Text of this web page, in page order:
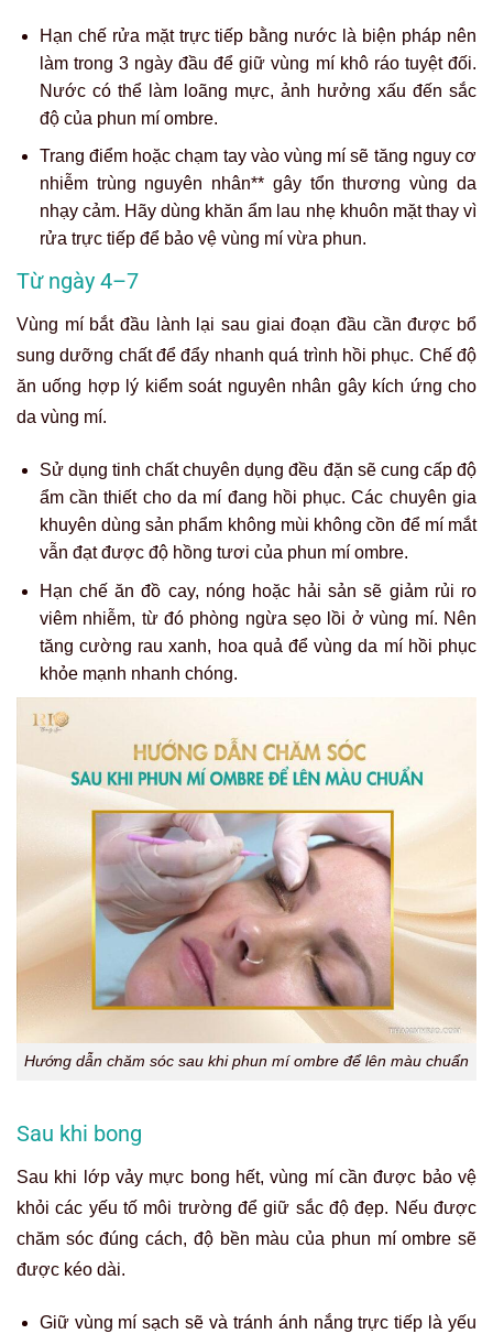
Hạn chế rửa mặt trực tiếp bằng nước là biện pháp nên
làm trong 3 ngày đầu để giữ vùng mí khô ráo tuyệt đối.
Nước có thể làm loãng mực, ảnh hưởng xấu đến sắc
độ của phun mí ombre.
Trang điểm hoặc chạm tay vào vùng mí sẽ tăng nguy cơ
nhiễm trùng nguyên nhân** gây tổn thương vùng da
nhạy cảm. Hãy dùng khăn ẩm lau nhẹ khuôn mặt thay vì
rửa trực tiếp để bảo vệ vùng mí vừa phun.
Từ ngày 4–7
Vùng mí bắt đầu lành lại sau giai đoạn đầu cần được bổ
sung dưỡng chất để đẩy nhanh quá trình hồi phục. Chế độ
ăn uống hợp lý kiểm soát nguyên nhân gây kích ứng cho
da vùng mí.
Sử dụng tinh chất chuyên dụng đều đặn sẽ cung cấp độ
ẩm cần thiết cho da mí đang hồi phục. Các chuyên gia
khuyên dùng sản phẩm không mùi không cồn để mí mắt
vẫn đạt được độ hồng tươi của phun mí ombre.
Hạn chế ăn đồ cay, nóng hoặc hải sản sẽ giảm rủi ro
viêm nhiễm, từ đó phòng ngừa sẹo lồi ở vùng mí. Nên
tăng cường rau xanh, hoa quả để vùng da mí hồi phục
khỏe mạnh nhanh chóng.
Hướng dẫn chăm sóc sau khi phun mí ombre để lên màu chuẩn
Sau khi bong
Sau khi lớp vảy mực bong hết, vùng mí cần được bảo vệ
khỏi các yếu tố môi trường để giữ sắc độ đẹp. Nếu được
chăm sóc đúng cách, độ bền màu của phun mí ombre sẽ
được kéo dài.
Giữ vùng mí sạch sẽ và tránh ánh nắng trực tiếp là yếu